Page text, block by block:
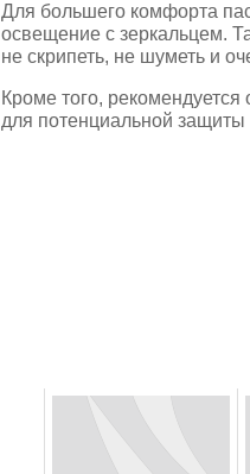
Для большего комфорта
освещение с зеркальцем.
не скрипеть, не шуметь и
Кроме того,
для потенциальной защиты